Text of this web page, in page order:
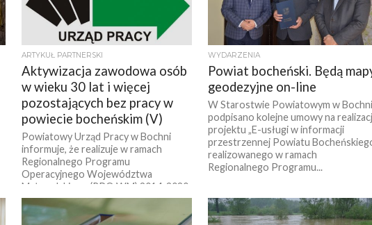
ARTYKUŁ PARTNERSKI
Aktywizacja zawodowa osób
w wieku 30 lat i więcej
pozostających bez pracy w
powiecie bocheńskim (V)
Powiatowy Urząd Pracy w Bochni
informuje, że realizuje w ramach
Regionalnego Programu
Operacyjnego Województwa
Małopolskiego (RPO WM) 2014-2020,
współfinansowanego ze środków
Europejskiego...
WYDARZENIA
Powiat bocheński. Będą
geodezyjne on-line
W Starostwie Powiatowym w Bochni
podpisano kolejne umowy na
projektu „E-usługi w informacji
przestrzennej Powiatu
realizowanego w ramach
Regionalnego Programu...